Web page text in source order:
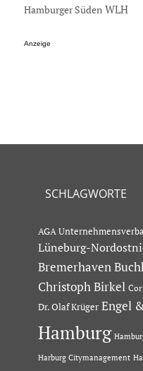
Hamburger Süden WLH
Anzeige
SCHLAGWORTE
AGA
Lüneburg-
Bremerhaven
Christoph Birkel
Dr. Olaf Krüger Engel
Hamburg
Harburg Citymanagement